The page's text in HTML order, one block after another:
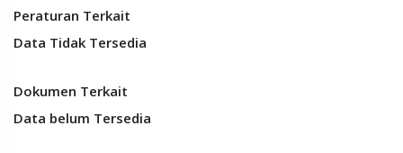
Peraturan Terkait
Data Tidak Tersedia
Dokumen Terkait
Data belum Tersedia